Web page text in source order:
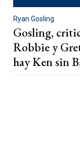
Ryan Gosling
Gosling,
Robbie y
hay Ken sin